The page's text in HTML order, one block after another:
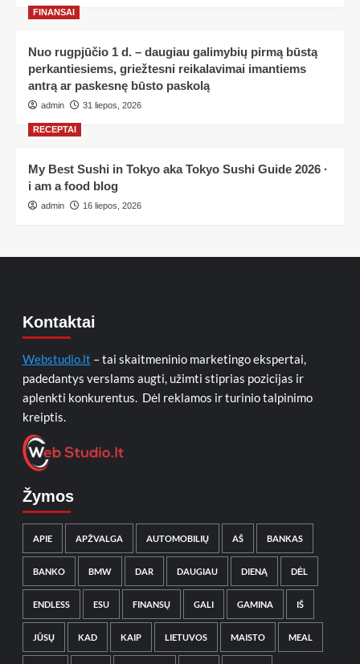
FINANSAI
Nuo rugpjūčio 1 d. – daugiau galimybių pirmą būstą
perkantiesiems, griežtesni reikalavimai imantiems
antrą ar paskesnę būsto paskolą
admin 31 liepos, 2026
RECEPTAI
My Best Sushi in Tokyo aka Tokyo Sushi Guide 2026 ·
i am a food blog
admin 16 liepos, 2026
Kontaktai
Webstudio.lt – tai skaitmeninio marketingo ekspertai,
padedantys verslams augti, užimti stiprias pozicijas ir
aplenkti konkurentus. Dėl reklamos ir turinio talpinimo
kreiptis.
Žymos
APIE APŽVALGA AUTOMOBILIŲ AŠ BANKAS
BANKO BMW DAR DAUGIAU DIENĄ DĖL
ENDLESS ESU FINANSŲ GALI GAMINA IŠ
JŪSŲ KAD KAIP LIETUVOS MAISTO MEAL